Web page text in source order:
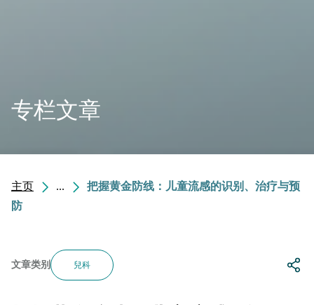
专栏文章
主页 ...
把握黄金防线：儿童流感的识别、治疗与预
防
文章类别 兒科